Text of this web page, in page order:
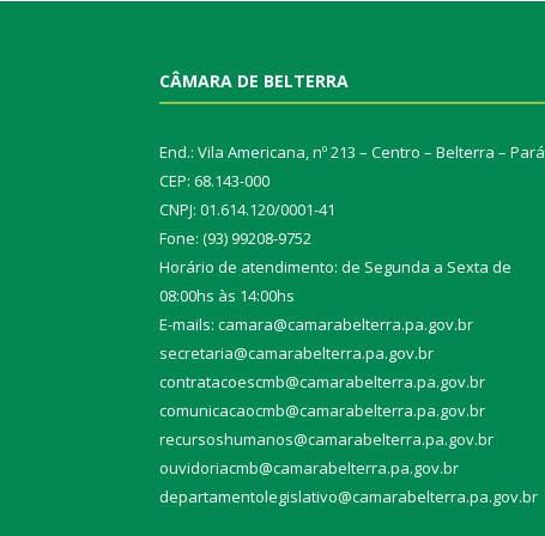
CÂMARA DE BELTERRA
End.: Vila Americana, nº 213 – Centro – Belterra – Pará
CEP: 68.143-000
CNPJ: 01.614.120/0001-41
Fone: (93) 99208-9752
Horário de atendimento: de Segunda a Sexta de
08:00hs às 14:00hs
E-mails: camara@camarabelterra.pa.gov.br
secretaria@camarabelterra.pa.gov.br
contratacoescmb@camarabelterra.pa.gov.br
comunicacaocmb@camarabelterra.pa.gov.br
recursoshumanos@camarabelterra.pa.gov.br
ouvidoriacmb@camarabelterra.pa.gov.br
departamentolegislativo@camarabelterra.pa.gov.br